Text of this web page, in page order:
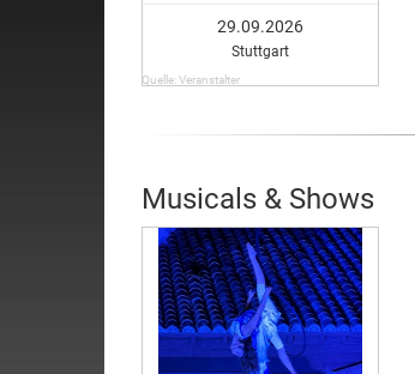
29.09.2026
Stuttgart
Quelle: Veranstalter
Musicals & Shows